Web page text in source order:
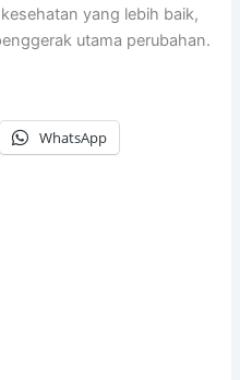
yang lebih baik,
utama perubahan.
WhatsApp